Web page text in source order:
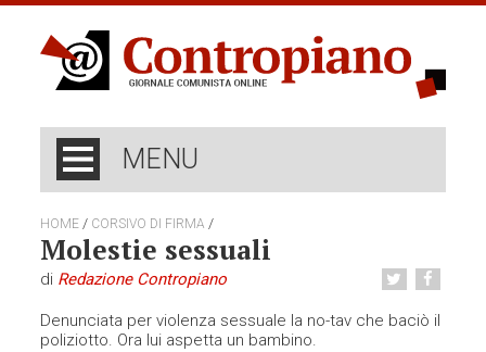
MENU
HOME / CORSIVO DI FIRMA /
Molestie sessuali
di Redazione Contropiano
Denunciata per violenza sessuale la no-tav che baciò il
poliziotto. Ora lui aspetta un bambino.